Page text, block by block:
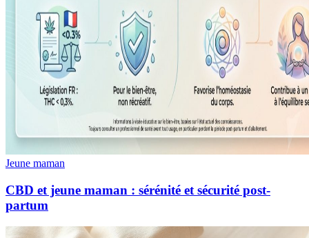
Jeune maman
CBD et jeune maman : sérénité et sécurité post-
partum